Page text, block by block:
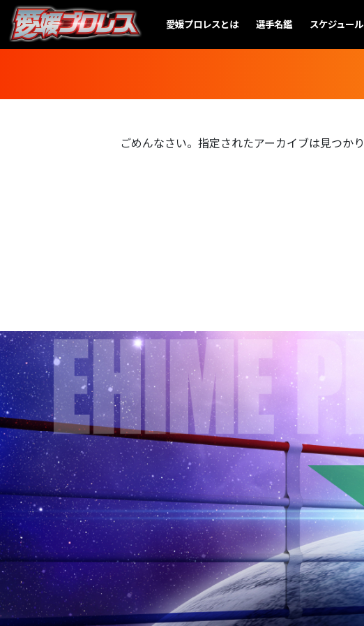
愛媛プロレスとは 選手名鑑 スケジュール
ごめんなさい。指定されたアーカイブは見つかり